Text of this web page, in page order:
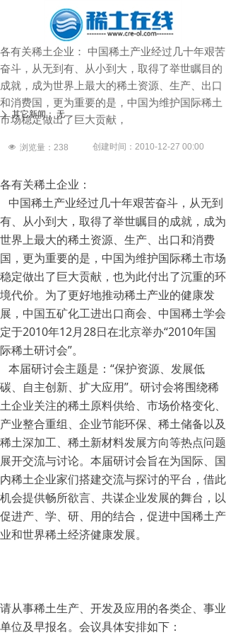
各有关稀土企业： 中国稀土产业经过几十年艰苦
奋斗，从无到有、从小到大，取得了举世瞩目的
成就，成为世界上最大的稀土资源、生产、出口
和消费国，更为重要的是，中国为维护国际稀土
市场稳定做出了巨大贡献，
创建时间： 2010-12-27 00:00
넶 浏览量： 238
各有关稀土企业：
中国稀土产业经过几十年艰苦奋斗，从无到
有、从小到大，取得了举世瞩目的成就，成为
世界上最大的稀土资源、生产、出口和消费
国，更为重要的是，中国为维护国际稀土市场
稳定做出了巨大贡献，也为此付出了沉重的环
境代价。为了更好地推动稀土产业的健康发
展，中国五矿化工进出口商会、中国稀土学会
定于2010年12月28日在北京举办“2010年国
际稀土研讨会”。
本届研讨会主题是：“保护资源、发展低
碳、自主创新、扩大应用”。研讨会将围绕稀
土企业关注的稀土原料供给、市场价格变化、
产业整合重组、企业节能环保、稀土储备以及
稀土深加工、稀土新材料发展方向等热点问题
展开交流与讨论。本届研讨会旨在为国际、国
内稀土企业家们搭建交流与探讨的平台，借此
机会提供畅所欲言、共谋企业发展的舞台，以
促进产、学、研、用的结合，促进中国稀土产
业和世界稀土经济健康发展。
请从事稀土生产、开发及应用的各类企、事业
单位及早报名。会议具体安排如下：
ꄲ 其它新闻：无